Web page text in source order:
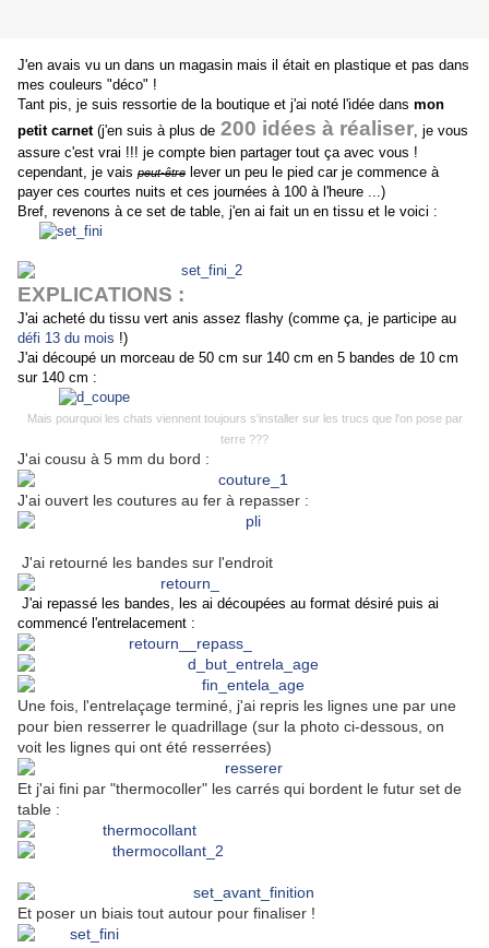
J'en avais vu un dans un magasin mais il était en plastique et pas dans
mes couleurs "déco" !
Tant pis, je suis ressortie de la boutique et j'ai noté l'idée dans mon
petit carnet(j'en suis à plus de 200 idées à réaliser, je vous
assure c'est vrai !!! je compte bien partager tout ça avec vous !
cependant, je vais peut-être lever un peu le pied car je commence à
payer ces courtes nuits et ces journées à 100 à l'heure ...)
Bref, revenons à ce set de table, j'en ai fait un en tissu et le voici :
EXPLICATIONS :
J'ai acheté du tissu vert anis assez flashy (comme ça, je participe au
défi 13 du mois !)
J'ai découpé un morceau de 50 cm sur 140 cm en 5 bandes de 10 cm
sur 140 cm :
Mais pourquoi les chats viennent toujours s'installer sur les trucs que l'on pose par
terre ???
J'ai cousu à 5 mm du bord :
J'ai ouvert les coutures au fer à repasser :
J'ai retourné les bandes sur l'endroit
J'ai repassé les bandes, les ai découpées au format désiré puis ai
commencé l'entrelacement :
Une fois, l'entrelaçage terminé, j'ai repris les lignes une par une
pour bien resserrer le quadrillage (sur la photo ci-dessous, on
voit les lignes qui ont été resserrées)
Et j'ai fini par "thermocoller" les carrés qui bordent le futur set de
table :
Et poser un biais tout autour pour finaliser !